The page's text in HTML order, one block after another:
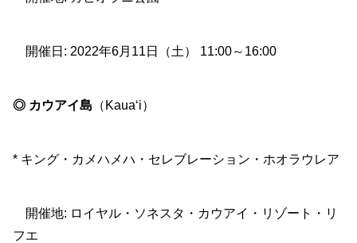
開催日: 2022年6月11日（土） 11:00～16:00
◎ カウアイ島 （Kaua‘i）
* キング・カメハメハ・セレブレーション・ホオラウレア
開催地: ロイヤル・ソネスタ・カウアイ・リゾート・リ
フエ